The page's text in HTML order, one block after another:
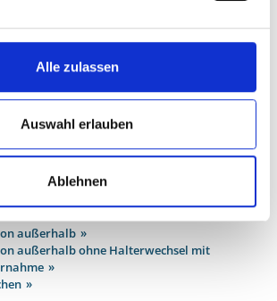
Alle zulassen
Auswahl erlauben
Ablehnen
außerhalb
außerhalb ohne Halterwechsel mit